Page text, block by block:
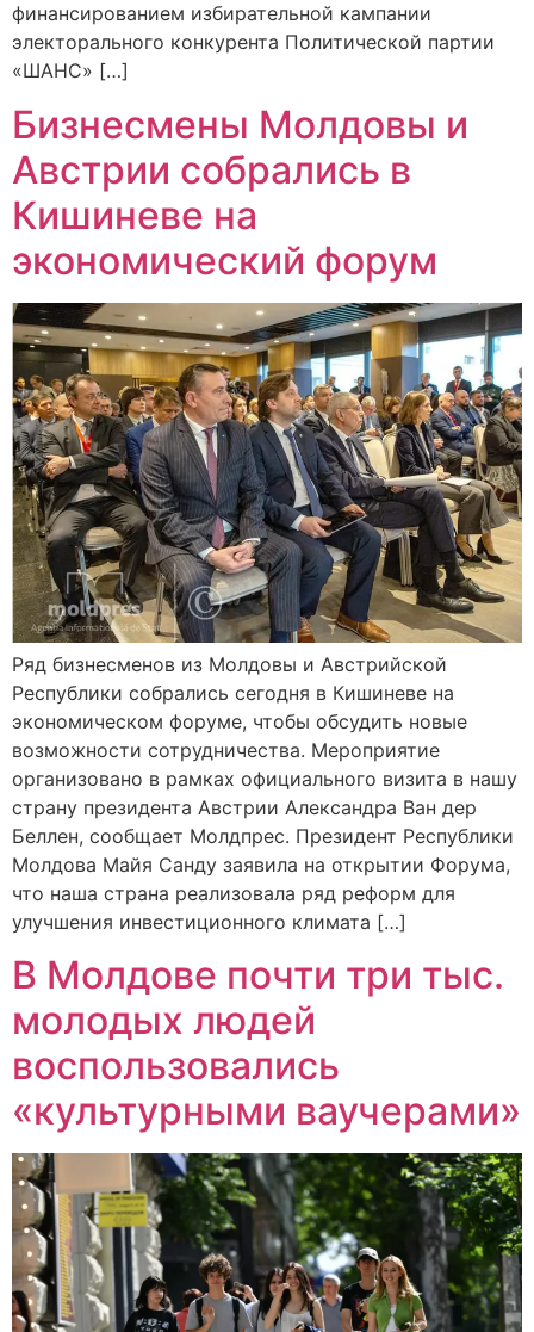
финансированием избирательной кампании
электорального конкурента Политической партии
«ШАНС» […]
Бизнесмены Молдовы и
Австрии собрались в
Кишиневе на
экономический форум
Ряд бизнесменов из Молдовы и Австрийской
Республики собрались сегодня в Кишиневе на
экономическом форуме, чтобы обсудить новые
возможности сотрудничества. Мероприятие
организовано в рамках официального визита в нашу
страну президента Австрии Александра Ван дер
Беллен, сообщает Молдпрес. Президент Республики
Молдова Майя Санду заявила на открытии Форума,
что наша страна реализовала ряд реформ для
улучшения инвестиционного климата […]
В Молдове почти три тыс.
молодых людей
воспользовались
«культурными ваучерами»